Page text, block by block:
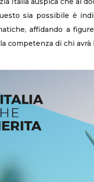
sia possibile è
affidando a
competenza di chi